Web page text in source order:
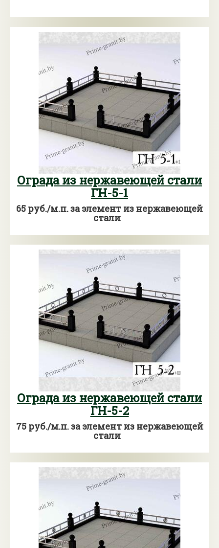
Ограда из нержавеющей стали
ГН-5-1
65 руб./м.п. за элемент из нержавеющей
стали
Ограда из нержавеющей стали
ГН-5-2
75 руб./м.п. за элемент из нержавеющей
стали